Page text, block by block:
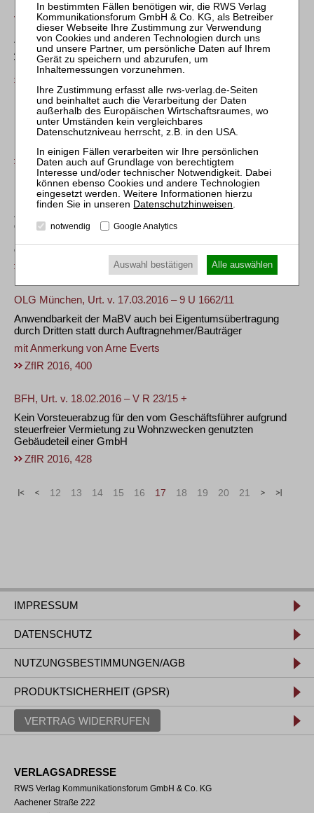
VG Berlin, Urt. v. 15.03.2016 – 13 K 255.15
Zu einem angebotenen (Teil-)Rückbau als (un)zulässigem
Austauschmittel gegenüber Beseitigungsanordnung bei
Verstoß gegen Bauordnungsrecht
BVerfG, Beschl. v. 08.12.2015 – 1 BvR 2921/15
Unzulässige Verfassungsbeschwerde gegen die Duldung des
ZfIR 2016, 510
FG Cottbus, Urt. v. 13.04.2016 – 3 K 3039/15
Zur Wertfortschreibung des Einheitswerts wegen Änderung
der tatsächlichen Verhältnisse (hier: Ausbau des
des Mietwertansatzes)
OLG München, Urt. v. 17.03.2016 – 9 U 1662/11
Anwendbarkeit der MaBV auch bei Eigentumsübertragung
durch Dritten statt durch Auftragnehmer/Bauträger
mit Anmerkung vonArne Everts
ZfIR 2016, 400
BFH, Urt. v. 18.02.2016 – V R 23/15 +
Kein Vorsteuerabzug für den vom Geschäftsführer aufgrund
steuerfreier Vermietung zu Wohnzwecken genutzten
Gebäudeteil einer GmbH
ZfIR 2016, 428
« < 12 13 14 15 16 17 18 19 20 21 > »
IMPRESSUM
DATENSCHUTZ
NUTZUNGSBESTIMMUNGEN/AGB
PRODUKTSICHERHEIT (GPSR)
VERTRAG WIDERRUFEN
VERLAGSADRESSE
RWS Verlag Kommunikationsforum GmbH & Co. KG
Aachener Straße 222
Datenschutzhinweisen.
notwendig Google Analytics
Auswahl bestätigen Alle auswählen